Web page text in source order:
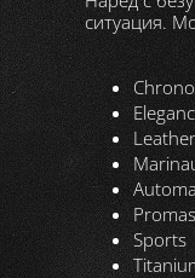
ситуация.
Chrono
Leather
Sports